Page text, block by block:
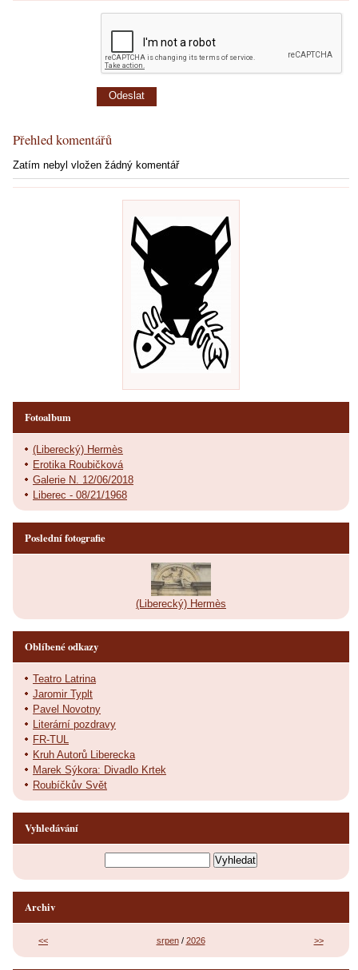
Přehled komentářů
Zatím nebyl vložen žádný komentář
Fotoalbum
(Liberecký) Hermès
Erotika Roubičková
Galerie N. 12/06/2018
Liberec - 08/21/1968
Poslední fotografie
(Liberecký) Hermès
Oblíbené odkazy
Teatro Latrina
Jaromir Typlt
Pavel Novotny
Literární pozdravy
FR-TUL
Kruh Autorů Liberecka
Marek Sýkora: Divadlo Krtek
Roubíčkův Svět
Vyhledávání
Archiv
<< srpen/ 2026 >>